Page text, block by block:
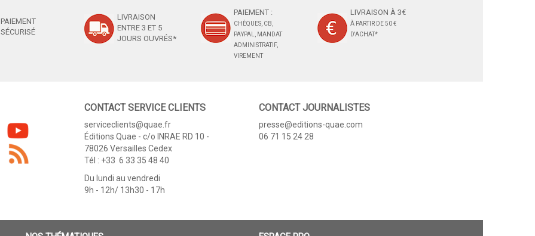
PAIEMENT
SÉCURISÉ
LIVRAISON
ENTRE 3 ET 5
JOURS OUVRÉS*
PAIEMENT :
CHÈQUES, CB,
PAYPAL, MANDAT
ADMINISTRATIF,
VIREMENT
LIVRAISON À 3€
À PARTIR DE 50 €
D'ACHAT*
CONTACT SERVICE CLIENTS
serviceclients@quae.fr
Éditions Quae - c/o INRAE RD 10 -
78026 Versailles Cedex
Tél : +33 6 33 35 48 40
Du lundi au vendredi
9h - 12h/ 13h30 - 17h
CONTACT JOURNALISTES
presse@editions-quae.com
06 71 15 24 28